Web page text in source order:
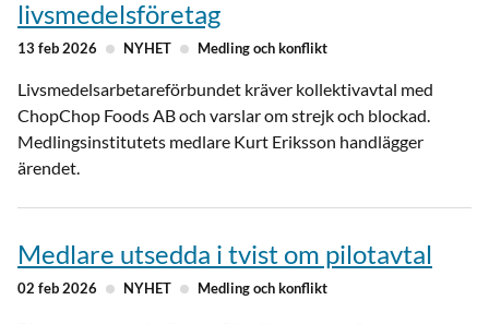
livsmedelsföretag
13 feb 2026 NYHET Medling och konflikt
Livsmedelsarbetareförbundet kräver kollektivavtal med
ChopChop Foods AB och varslar om strejk och blockad.
Medlingsinstitutets medlare Kurt Eriksson handlägger
ärendet.
Medlare utsedda i tvist om pilotavtal
02 feb 2026 NYHET Medling och konflikt